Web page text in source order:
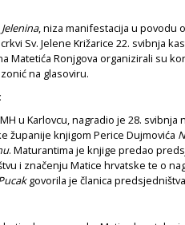
Jelenina, niza manifestacija u povodu
Sv. Jelene Križarice 22. svibnja
Matetića Ronjgova organizirali su
na glasoviru.
u Karlovcu, nagradio je 28.
županije knjigom Perice Dujmovića
. Maturantima je knjige predao
i značenju Matice hrvatske te o
govorila je članica